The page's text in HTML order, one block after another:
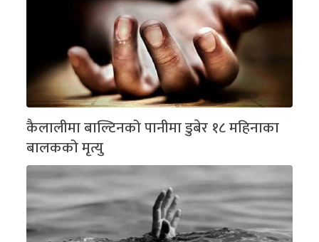
कैलालीमा बाल्टिनको पानीमा डुबेर १८ महिनाका
बालकको मृत्यु